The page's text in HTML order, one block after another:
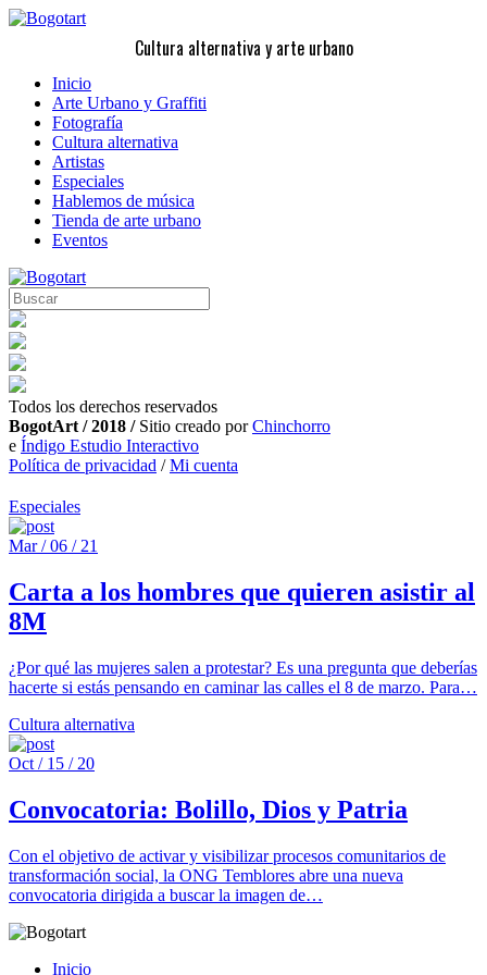
Cultura alternativa y arte urbano
Inicio
Arte Urbano y Graffiti
Fotografía
Cultura alternativa
Artistas
Especiales
Hablemos de música
Tienda de arte urbano
Eventos
Todos los derechos reservados
BogotArt / 2018 /Sitio creado porChinchorro
e Índigo Estudio Interactivo
Política de privacidad /Mi cuenta
Especiales
Mar / 06 / 21
Carta a los hombres que quieren asistir al
8M
¿Por qué las mujeres salen a protestar? Es una pregunta que deberías
hacerte si estás pensando en caminar las calles el 8 de marzo. Para…
Cultura alternativa
Oct / 15 / 20
Convocatoria: Bolillo, Dios y Patria
Con el objetivo de activar y visibilizar procesos comunitarios de
transformación social, la ONG Temblores abre una nueva
convocatoria dirigida a buscar la imagen de…
Inicio